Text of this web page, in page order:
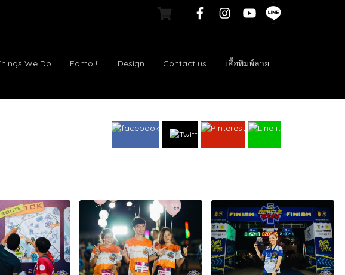
We Do Fomo !! Design Contact us เสื้อพิมพ์ลาย